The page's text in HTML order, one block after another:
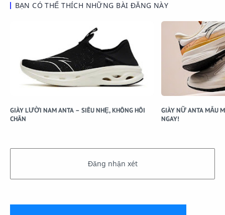
BẠN CÓ THỂ THÍCH NHỮNG BÀI ĐĂNG NÀY
GIÀY LƯỜI NAM ANTA – SIÊU NHẸ, KHÔNG HÔI
CHÂN
GIÀY NỮ ANTA MẪU
NGAY!